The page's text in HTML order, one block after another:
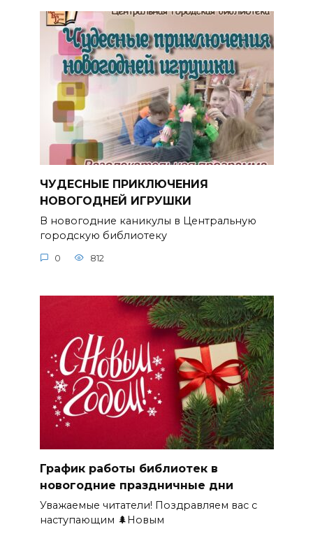
ЧУДЕСНЫЕ ПРИКЛЮЧЕНИЯ
НОВОГОДНЕЙ ИГРУШКИ
В новогодние каникулы в Центральную
городскую библиотеку
0 812
График работы библиотек в
новогодние праздничные дни
Уважаемые читатели! Поздравляем вас с
наступающим 🌲Новым